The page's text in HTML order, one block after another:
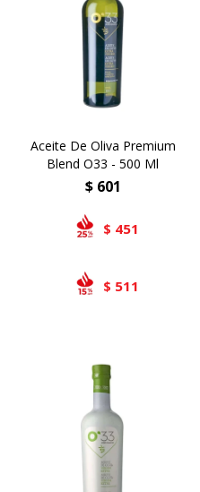
Aceite De Oliva Premium
Blend O33 - 500 Ml
$ 601
$ 451
$ 511